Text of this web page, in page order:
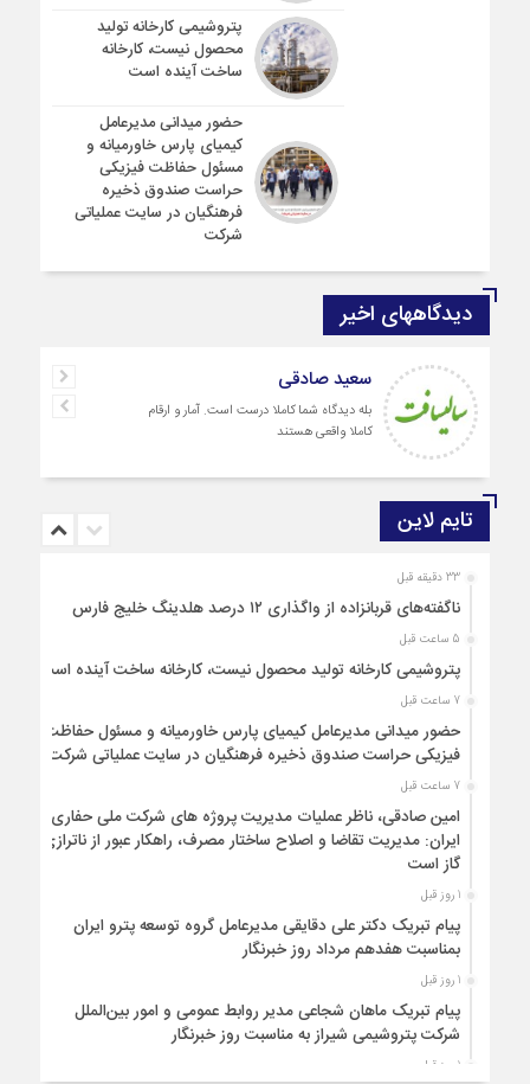
پتروشیمی کارخانه تولید
محصول نیست، کارخانه
ساخت آینده است
حضور میدانی مدیرعامل
کیمیای پارس خاورمیانه و
مسئول حفاظت فیزیکی
حراست صندوق ذخیره
فرهنگیان در سایت عملیاتی
شرکت
دیدگاههای اخیر
سعید صادقی
بله دیدگاه شما کاملا درست است. آمار و ارقام
کاملا واقعی هستند
تایم لاین
33 دقیقه قبل
ناگفته‌های قربانزاده از واگذاری ۱۲ درصد هلدینگ خلیج فارس
5 ساعت قبل
پتروشیمی کارخانه تولید محصول نیست، کارخانه ساخت آینده است
7 ساعت قبل
حضور میدانی مدیرعامل کیمیای پارس خاورمیانه و مسئول حفاظت
فیزیکی حراست صندوق ذخیره فرهنگیان در سایت عملیاتی شرکت
7 ساعت قبل
امین صادقی، ناظر عملیات مدیریت پروژه های شرکت ملی حفاری
ایران: مدیریت تقاضا و اصلاح ساختار مصرف، راهکار عبور از ناترازی
گاز است
1 روز قبل
پیام تبریک دکتر علی دقایقی مدیرعامل گروه توسعه پترو ایران
بمناسبت هفدهم مرداد روز خبرنگار
1 روز قبل
پیام تبریک ماهان شجاعی مدیر روابط عمومی و امور بین‌الملل
شرکت پتروشیمی شیراز به مناسبت روز خبرنگار
1 روز قبل